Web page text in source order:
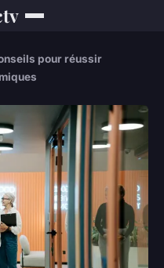
pour réussir